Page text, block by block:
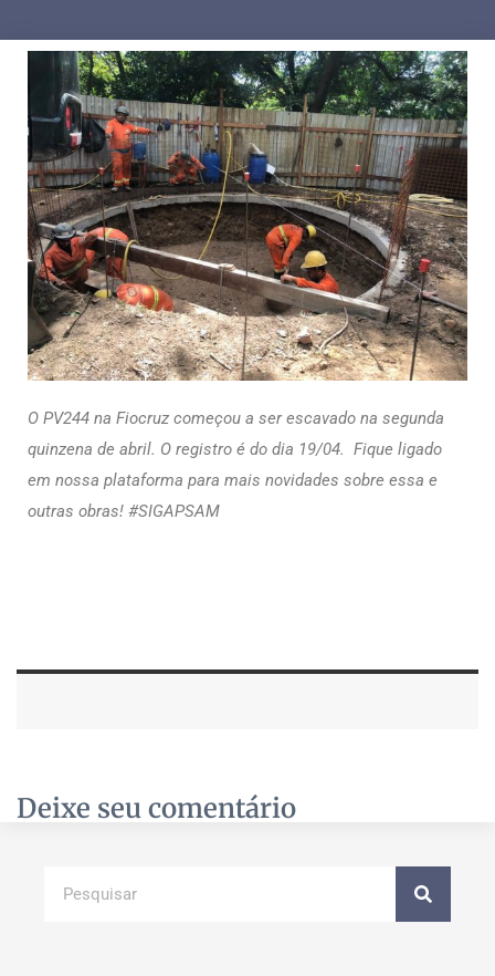
O PV244 na Fiocruz começou a ser escavado na segunda
quinzena de abril. O registro é do dia 19/04. Fique ligado
em nossa plataforma para mais novidades sobre essa e
outras obras! #SIGAPSAM
Deixe seu comentário